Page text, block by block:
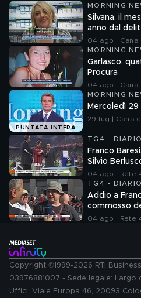
MORNING
Silvana, il
anno dal
04 ago |
MORNING
Garlasco,
Procura
04 ago |
PUNTATA INTERA
MORNING
Mercoledì 29
29 lug | Canale
TG4 -
Franco
Silvio
04 ago | Rete
TG4 -
Addio a
commosso
04 ago | Rete
Copyright ©1999-2026 RTI
03976881007 - Sede legale: Largo
Uffici: Viale Europa 46, 20093